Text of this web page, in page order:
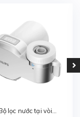
lọc nước tại vòi